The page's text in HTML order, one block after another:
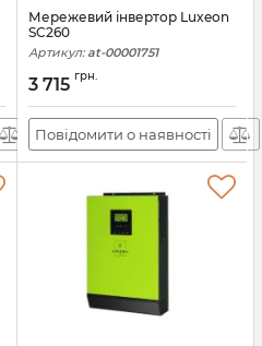
Мережевий інвертор Luxeon
SC260
Артикул: at-00001751
3 715 грн.
Повідомити о наявності